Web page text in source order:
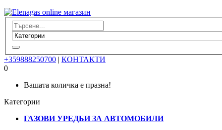
+359888250700 | КОНТАКТИ
0
Вашата количка е празна!
Категории
ГАЗОВИ УРЕДБИ ЗА АВТОМОБИЛИ